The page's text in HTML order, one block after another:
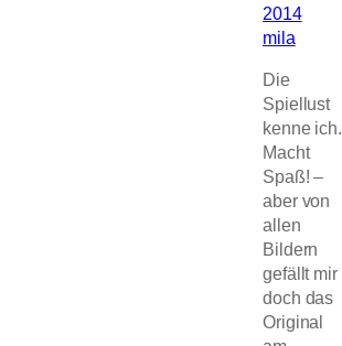
2014
mila
Die
Spiellust
kenne ich.
Macht
Spaß! –
aber von
allen
Bildern
gefällt mir
doch das
Original